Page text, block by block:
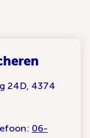
24D, 4374
06-